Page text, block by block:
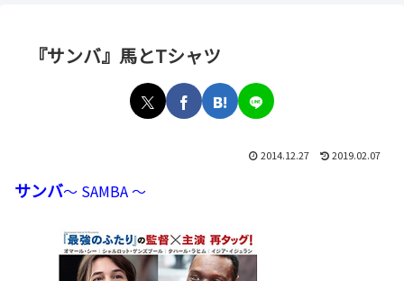
『サンバ』馬とTシャツ
2014.12.27 2019.02.07
サンバ～ SAMBA ～